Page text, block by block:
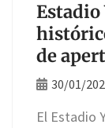
de
30/01/
El Estadio